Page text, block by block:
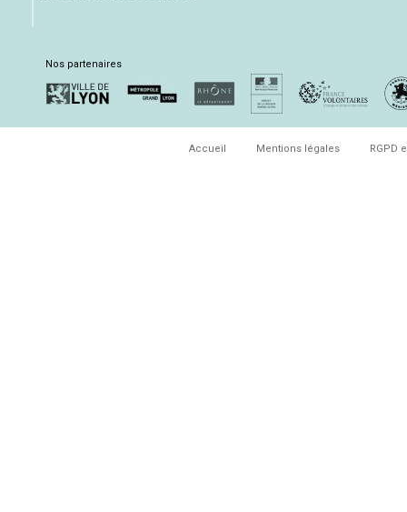
Nos partenaires
Accueil Mentions légales RGPD